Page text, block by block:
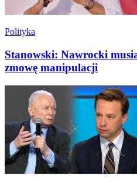
Polityka
Stanowski: Nawrocki
zmowę manipulacji